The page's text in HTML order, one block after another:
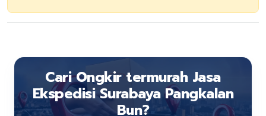
Cari Ongkir termurah Jasa
Ekspedisi Surabaya Pangkalan
Bun?